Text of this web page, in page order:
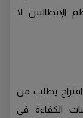
الإيطاليين لا
اقتراح يطلب من
الكفاءة في